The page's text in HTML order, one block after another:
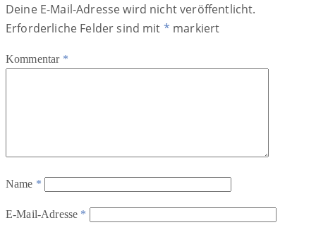
Deine E-Mail-Adresse wird nicht veröffentlicht.
Erforderliche Felder sind mit * markiert
Kommentar *
Name *
E-Mail-Adresse *